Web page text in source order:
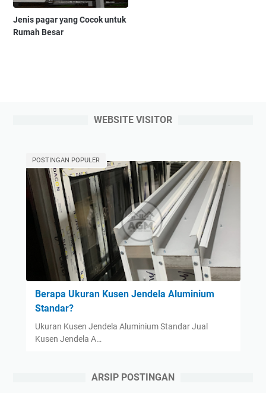
Jenis pagar yang Cocok untuk
Rumah Besar
WEBSITE VISITOR
POSTINGAN POPULER
Berapa Ukuran Kusen Jendela Aluminium
Standar?
Ukuran Kusen Jendela Aluminium Standar Jual
Kusen Jendela A…
ARSIP POSTINGAN